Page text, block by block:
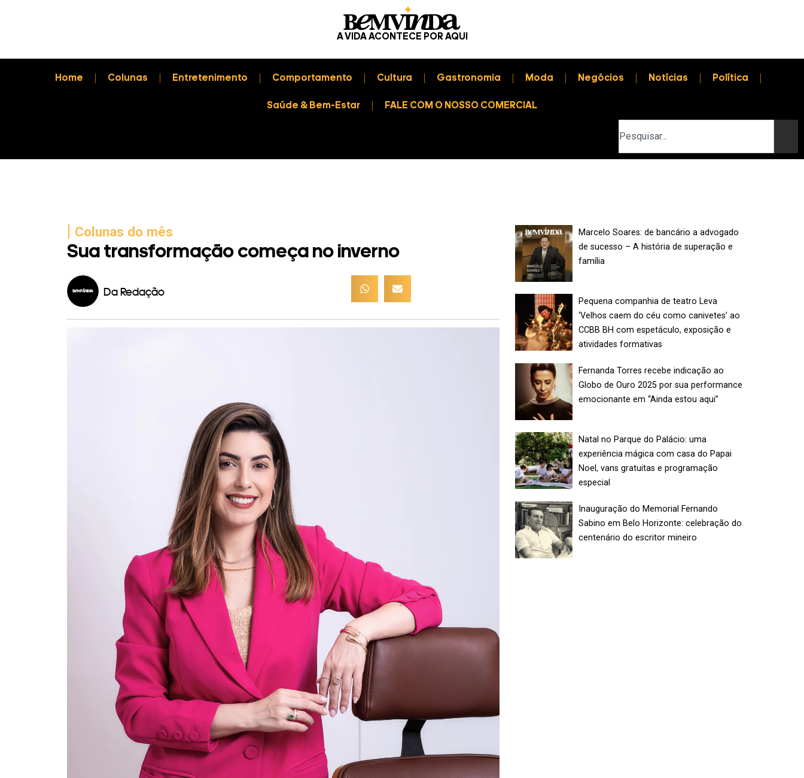
A VIDA ACONTECE POR AQUI
Home Colunas Entretenimento Comportamento Cultura Gastronomia Moda Negócios Notícias Política
Saúde & Bem-Estar FALE COM O NOSSO COMERCIAL
| Colunas do mês
Sua transformação começa no inverno
Da Redação
Marcelo Soares: de bancário a advogado
de sucesso – A história de superação e
família
Pequena companhia de teatro Leva
‘Velhos caem do céu como canivetes’ ao
CCBB BH com espetáculo, exposição e
atividades formativas
Fernanda Torres recebe indicação ao
Globo de Ouro 2025 por sua performance
emocionante em “Ainda estou aqui”
Natal no Parque do Palácio: uma
experiência mágica com casa do Papai
Noel, vans gratuitas e programação
especial
Inauguração do Memorial Fernando
Sabino em Belo Horizonte: celebração do
centenário do escritor mineiro